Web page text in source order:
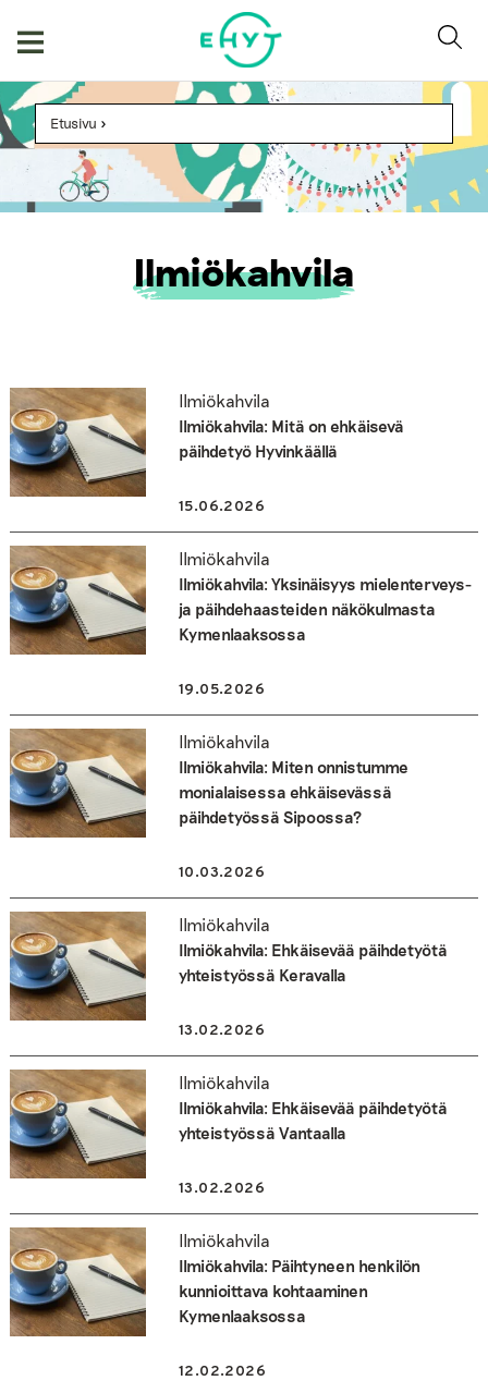
Etusivu >
Ilmiökahvila
Ilmiökahvila
Ilmiökahvila: Mitä on ehkäisevä
päihdetyö Hyvinkäällä
15.06.2026
Ilmiökahvila
Ilmiökahvila: Yksinäisyys mielenterveys-
ja päihdehaasteiden näkökulmasta
Kymenlaaksossa
19.05.2026
Ilmiökahvila
Ilmiökahvila: Miten onnistumme
monialaisessa ehkäisevässä
päihdetyössä Sipoossa?
10.03.2026
Ilmiökahvila
Ilmiökahvila: Ehkäisevää päihdetyötä
yhteistyössä Keravalla
13.02.2026
Ilmiökahvila
Ilmiökahvila: Ehkäisevää päihdetyötä
yhteistyössä Vantaalla
13.02.2026
Ilmiökahvila
Ilmiökahvila: Päihtyneen henkilön
kunnioittava kohtaaminen
Kymenlaaksossa
12.02.2026